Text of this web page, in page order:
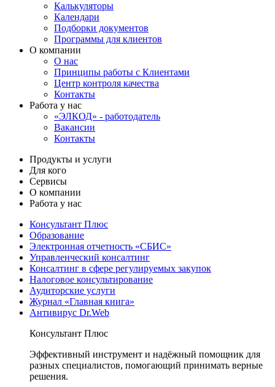
Калькуляторы
Календари
Подборки документов
Программы для клиентов
О компании
О нас
Принципы работы с Клиентами
Центр контроля качества
Контакты
Работа у нас
«ЭЛКОД» - работодатель
Вакансии
Контакты
Продукты и услуги
Для кого
Сервисы
О компании
Работа у нас
Консультант Плюс
Образование
Электронная отчетность «СБИС»
Управленческий консалтинг
Консалтинг в сфере регулируемых закупок
Налоговое консультирование
Аудиторские услуги
Журнал «Главная книга»
Антивирус Dr.Web
Консультант Плюс
Эффективный инструмент и надёжный помощник для
разных специалистов, помогающий принимать верные
решения.